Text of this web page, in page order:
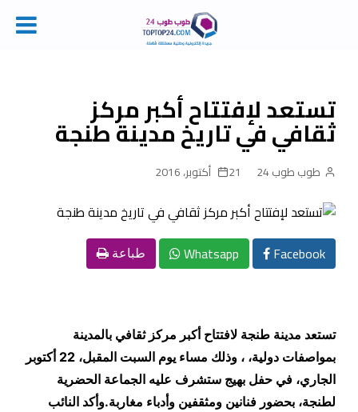
contentتستعد لإفتتاح أكبر مركز
ثقافي في تاريخ مدينة طنجة
طوب طوب 24 21 أكتوبر، 2016
Facebook
Whatsapp طباعة
تستعد مدينة طنجة لافتتاح أكبر مركز ثقافي بالمدينة
بمواصفات دولية، ، وذلك مساء يوم السبت المقبل، 22 أكتوبر
الجاري، في حفل بهيج ستشرف عليه الجماعة الحضرية
لطنجة، بحضور فنانين ومثقفين وأدباء مغاربة.وأكد النائب